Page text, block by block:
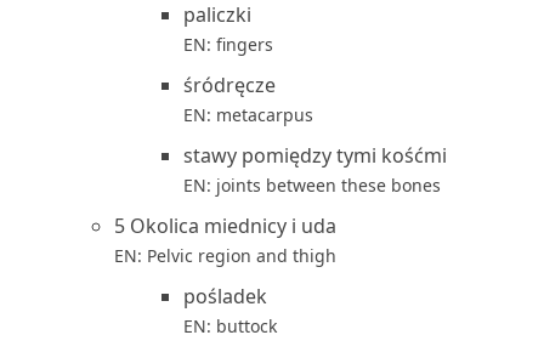
paliczki
EN: fingers
śródręcze
EN: metacarpus
stawy pomiędzy tymi kośćmi
EN: joints between these bones
5 Okolica miednicy i uda
EN: Pelvic region and thigh
pośladek
EN: buttock